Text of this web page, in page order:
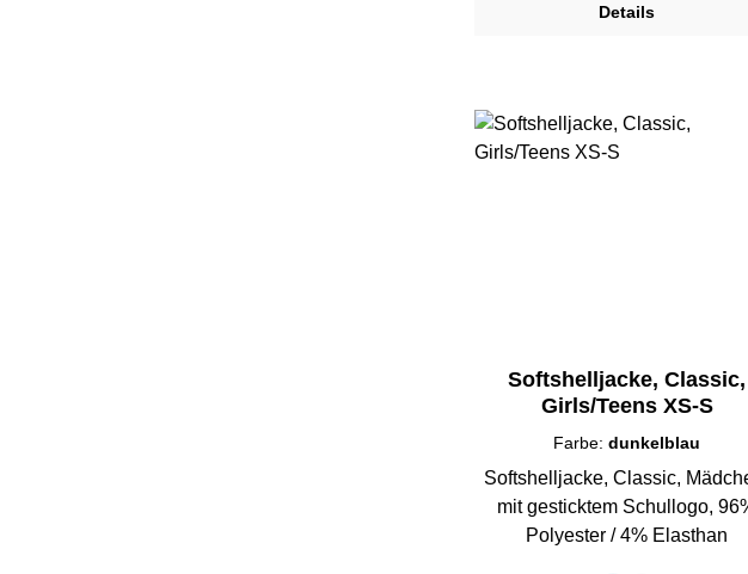
Details
Softshelljacke, Classic,
Girls/Teens XS-S
Farbe:dunkelblau
Softshelljacke, Classic,
mit gesticktem Schullogo,
Polyester / 4% Elasthan